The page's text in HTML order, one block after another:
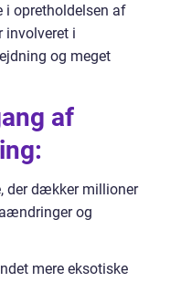
i opretholdelsen af
involveret i
og meget
af
der dækker millioner
og
mere eksotiske